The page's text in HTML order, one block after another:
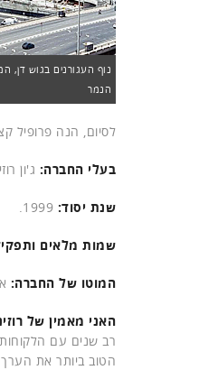
נוף העגורנים בגוש דן,
הנמר
לסיום, הנה פרופיל
בעלי החברה: ג'ון
שנת יסוד:
שמות מלאים
המוטו של החברה:
האני מאמין של
רב שנים עם
הטוב ביותר את